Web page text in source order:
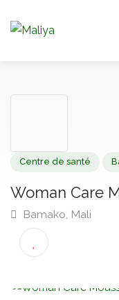
Woman Care
Bamako, Mali